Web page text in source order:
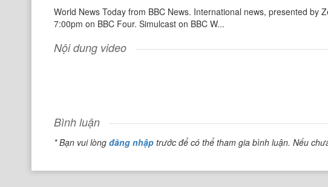
World News Today from BBC News. International news, presented by
7:00pm on BBC Four. Simulcast on BBC W...
Nội dung video
Bình luận
* Bạn vui lòngđăng nhập trước để có thể tham gia bình luận. Nếu